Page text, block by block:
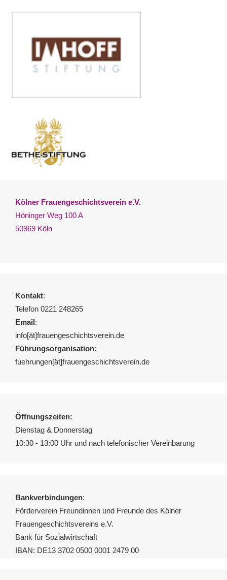
Kölner Frauengeschichtsverein e.V.
Höninger Weg 100 A
50969 Köln
Kontakt:
Telefon 0221 248265
Email:
info[ät]frauengeschichtsverein.de
Führungsorganisation:
fuehrungen[ät]frauengeschichtsverein.de
Öffnungszeiten:
Dienstag & Donnerstag
10:30 - 13:00 Uhr und nach telefonischer Vereinbarung
Bankverbindungen:
Förderverein Freundinnen und Freunde des Kölner
Frauengeschichtsvereins e.V.
Bank für Sozialwirtschaft
IBAN: DE13 3702 0500 0001 2479 00